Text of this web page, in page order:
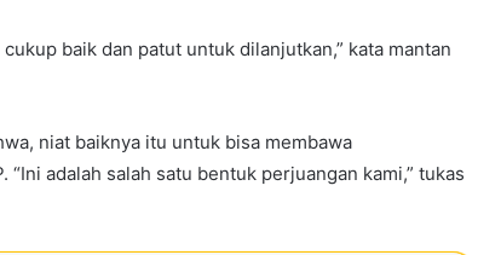
baik dan patut untuk dilanjutkan,” kata mantan
niat baiknya itu untuk bisa membawa
adalah salah satu bentuk perjuangan kami,” tukas